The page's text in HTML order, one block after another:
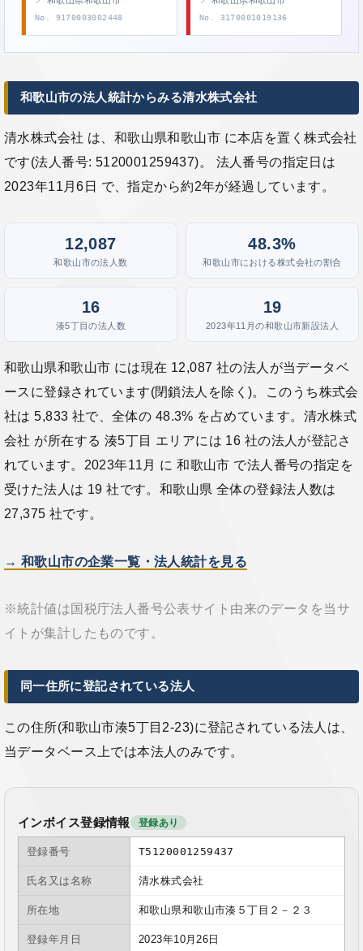
No. 9170003002448 No. 3170001019136
和歌山市の法人統計からみる清水株式会社
清水株式会社 は、和歌山県和歌山市 に本店を置く株式会社
です(法人番号: 5120001259437)。 法人番号の指定日は
2023年11月6日 で、指定から約2年が経過しています。
12,087
和歌山市の法人数
48.3%
和歌山市における株式会社の割合
16
湊5丁目の法人数
19
2023年11月の和歌山市新設法人
和歌山県和歌山市 には現在 12,087 社の法人が当データベ
ースに登録されています(閉鎖法人を除く)。このうち株式会
社は 5,833 社で、全体の 48.3% を占めています。清水株式
会社 が所在する 湊5丁目 エリアには 16 社の法人が登記さ
れています。2023年11月 に 和歌山市 で法人番号の指定を
受けた法人は 19 社です。和歌山県 全体の登録法人数は
27,375 社です。
→ 和歌山市の企業一覧・法人統計を見る
※統計値は国税庁法人番号公表サイト由来のデータを当サ
イトが集計したものです。
同一住所に登記されている法人
この住所(和歌山市湊5丁目2-23)に登記されている法人は、
当データベース上では本法人のみです。
インボイス登録情報 登録あり
登録番号 T5120001259437
氏名又は名称 清水株式会社
所在地 和歌山県和歌山市湊５丁目２－２３
登録年月日 2023年10月26日